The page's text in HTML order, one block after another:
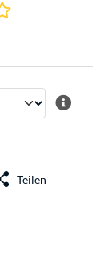
0.0 Sterne bei 0
Teilen